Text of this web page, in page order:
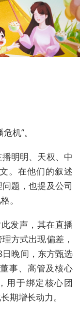
机”。
播明明、天权、中
。在他们的叙述
题，也提及公司
。
发声，其在直播
方式出现偏差，
晚间，东方甄选
事、高管及核心
用于绑定核心团
期增长动力。